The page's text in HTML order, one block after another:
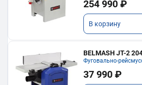
254 990 ₽
В корзину
BELMASH JT-2
Фуговально-
37 990 ₽